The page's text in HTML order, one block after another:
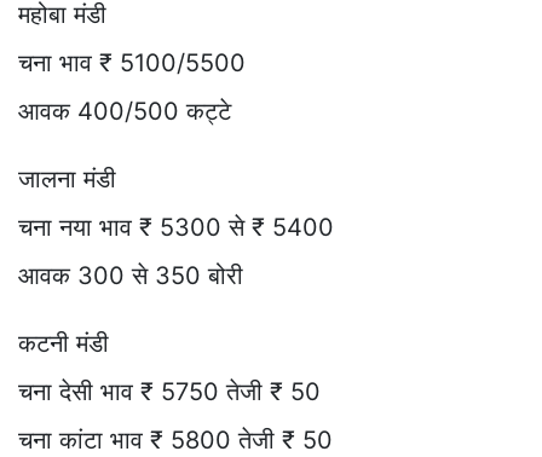
महोबा मंडी
चना भाव ₹ 5100/5500
आवक 400/500 कट्टे
जालना मंडी
चना नया भाव ₹ 5300 से ₹ 5400
आवक 300 से 350 बोरी
कटनी मंडी
चना देसी भाव ₹ 5750 तेजी ₹ 50
चना कांटा भाव ₹ 5800 तेजी ₹ 50